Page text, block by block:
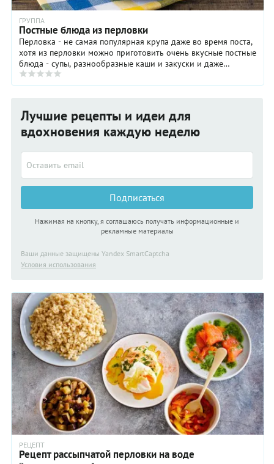
ГРУППА
Постные блюда из перловки
Перловка - не самая популярная крупа даже во время поста,
хотя из перловки можно приготовить очень вкусные постные
блюда - супы, разнообразные каши и закуски и даже
десерты .
Лучшие рецепты и идеи для
вдохновения каждую неделю
Подписаться
Нажимая на кнопку, я соглашаюсь получать информационные и
рекламные материалы
Ваши данные защищены Yandex SmartCaptcha
Условия использования
РЕЦЕПТ
Рецепт рассыпчатой перловки на воде